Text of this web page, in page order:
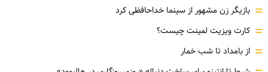
= بازیگر زن مشهور از سینما خداحافظی کرد
= کارت ویزیت لمینت چیست؟
= از بامداد تا شب خمار